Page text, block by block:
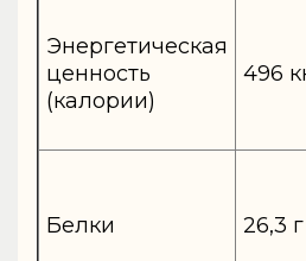
Энергетическая
ценность
(калории)
496
Белки 26,3 г